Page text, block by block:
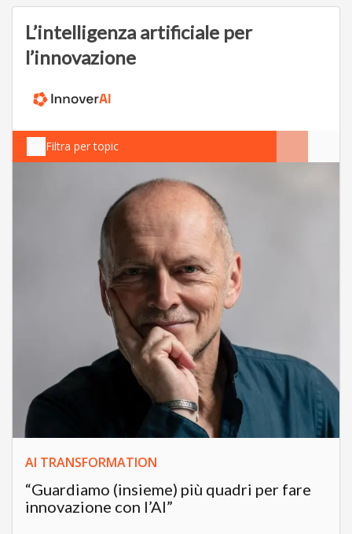
L’intelligenza artificiale per
l’innovazione
Filtra per topic
AI TRANSFORMATION
“Guardiamo (insieme) più quadri per fare
innovazione con l’AI”